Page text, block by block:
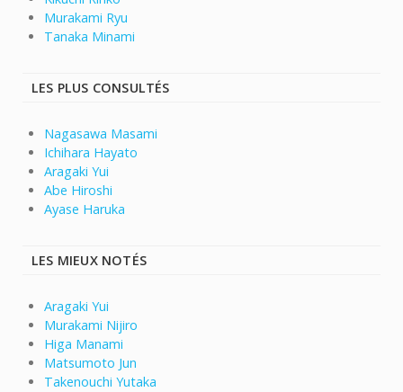
Murakami Ryu
Tanaka Minami
LES PLUS CONSULTÉS
Nagasawa Masami
Ichihara Hayato
Aragaki Yui
Abe Hiroshi
Ayase Haruka
LES MIEUX NOTÉS
Aragaki Yui
Murakami Nijiro
Higa Manami
Matsumoto Jun
Takenouchi Yutaka